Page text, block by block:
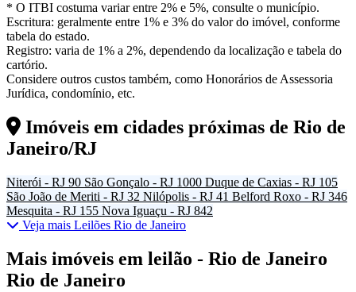
* O ITBI costuma variar entre 2% e 5%, consulte o município.
Escritura: geralmente entre 1% e 3% do valor do imóvel, conforme
tabela do estado.
Registro: varia de 1% a 2%, dependendo da localização e tabela do
cartório.
Considere outros custos também, como Honorários de Assessoria
Jurídica, condomínio, etc.
Imóveis em cidades próximas de Rio de
Janeiro/RJ
Niterói - RJ 90 São Gonçalo - RJ 1000 Duque de Caxias - RJ 105
São João de Meriti - RJ 32 Nilópolis - RJ 41 Belford Roxo - RJ 346
Mesquita - RJ 155 Nova Iguaçu - RJ 842
Veja mais Leilões Rio de Janeiro
Mais imóveis em leilão - Rio de Janeiro
Rio de Janeiro